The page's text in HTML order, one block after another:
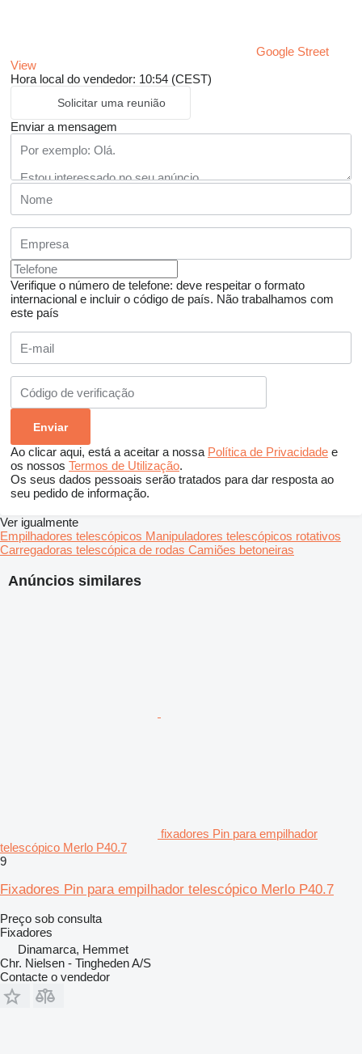
Google Street
View
Hora local do vendedor: 10:54 (CEST)
Solicitar uma reunião
Enviar a mensagem
Verifique o número de telefone: deve respeitar o formato
internacional e incluir o código de país. Não trabalhamos com
este país
Ao clicar aqui, está a aceitar a nossa Política de Privacidade e
os nossos Termos de Utilização.
Os seus dados pessoais serão tratados para dar resposta ao
seu pedido de informação.
Anúncios similares
fixadores Pin para empilhador
telescópico Merlo P40.7
9
Fixadores Pin para empilhador telescópico Merlo P40.7
Preço sob consulta
Fixadores
Dinamarca, Hemmet
Chr. Nielsen - Tingheden A/S
Contacte o vendedor
Ver igualmente
Empilhadores telescópicos Manipuladores telescópicos rotativos
Carregadoras telescópica de rodas Camiões betoneiras